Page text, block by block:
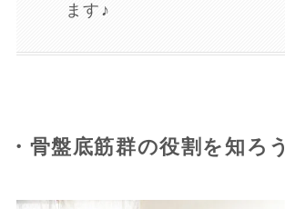
ます♪
・骨盤底筋群の役割を知ろう